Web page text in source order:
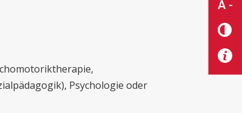
A -
Psychologie oder